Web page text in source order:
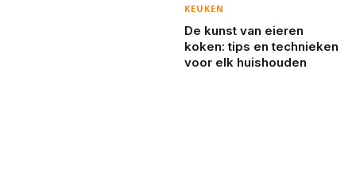
KEUKEN
De kunst van eieren
koken: tips en technieken
voor elk huishouden